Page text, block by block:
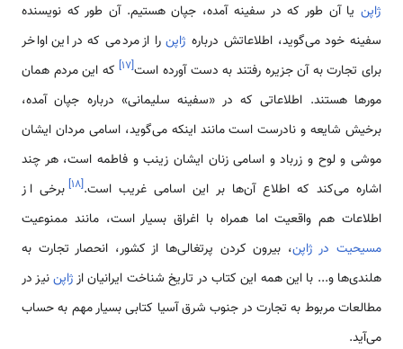
ژاپن یا آن طور که در سفینه آمده، جپان هستیم. آن طور که نویسنده
سفینه خود می‌گوید، اطلاعاتش درباره ژاپنرا از مردمی که در این اواخر
برای تجارت به آن جزیره رفتند به دست آورده است[۱۷]که این مردم همان
مورها هستند. اطلاعاتی که در «سفینه سلیمانی» درباره جپان آمده،
برخیش شایعه و نادرست است مانند اینکه می‌گوید، اسامی مردان ایشان
موشی و لوح و زرباد و اسامی زنان ایشان زینب و فاطمه است، هر چند
اشاره می‌کند که اطلاع آن‌ها بر این اسامی غریب است.[۱۸]برخی‌ از
اطلاعات هم واقعیت اما همراه با اغراق بسیار است، مانند ممنوعیت
مسیحیت در ژاپن، بیرون کردن پرتغالی‌ها از کشور، انحصار تجارت به
هلندی‌ها و... با این همه این کتاب در تاریخ شناخت ایرانیان ازژاپننیز در
مطالعات مربوط به تجارت در جنوب شرق آسیا کتابی بسیار مهم به حساب
می‌آید.